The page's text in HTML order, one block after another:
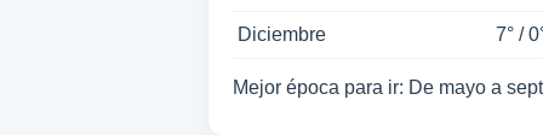
Diciembre 7° /
Mejor época para ir: De mayo a